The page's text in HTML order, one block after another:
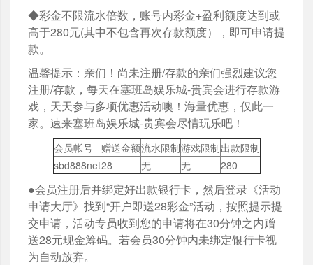
◆彩金不限流水倍数，账号内彩金+盈利额度达到或
高于280元(其中不包含再次存款额度），即可申请提
款。
温馨提示：亲们！尚未注册/存款的亲们强烈建议您
注册/存款，每天在塞班岛娱乐城-贵宾会进行存款游
戏，天天参与多项优惠活动噢！海量优惠，仅此一
家。速来塞班岛娱乐城-贵宾会尽情玩乐吧！
会员帐号 赠送金额流水限制游戏限制出款限制
sbd888net28 无 无 280
●会员注册后并绑定好出款银行卡，然后登录《活动
申请大厅》找到“开户即送28彩金”活动，按照提示提
交申请，活动专员收到您的申请将在30分钟之内赠
送28元现金筹码。若会员30分钟内未绑定银行卡视
为自动放弃。